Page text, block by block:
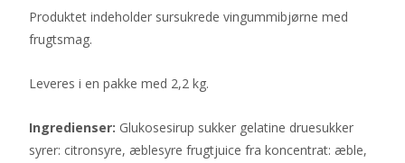
Produktet indeholder sursukrede vingummibjørne med
frugtsmag.
Leveres i en pakke med 2,2 kg.
Ingredienser: Glukosesirup sukker gelatine druesukker
syrer: citronsyre, æblesyre frugtjuice fra koncentrat: æble,